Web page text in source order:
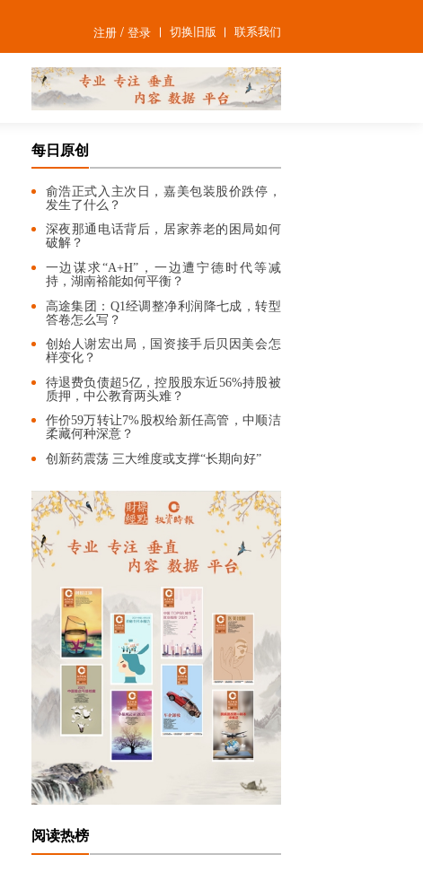
联系我们
切换旧版
注册 /登录
每日原创
俞浩正式入主次日，嘉美包装股价跌停，
发生了什么？
深夜那通电话背后，居家养老的困局如何
破解？
一边谋求“A+H”，一边遭宁德时代等减
持，湖南裕能如何平衡？
高途集团：Q1经调整净利润降七成，转型
答卷怎么写？
创始人谢宏出局，国资接手后贝因美会怎
样变化？
待退费负债超5亿，控股股东近56%持股被
质押，中公教育两头难？
作价59万转让7%股权给新任高管，中顺洁
柔藏何种深意？
创新药震荡 三大维度或支撑“长期向好”
阅读热榜